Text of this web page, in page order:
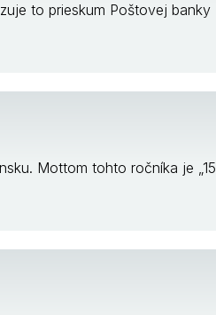
to prieskum Poštovej banky
Mottom tohto ročníka je „15